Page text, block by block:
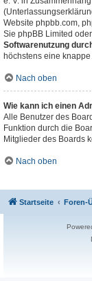
Website phpbb.com,
Sie phpBB Limited
Softwarenutzung
höchstens eine
Nach oben
Wie kann ich einen
Alle Benutzer des
Funktion durch die
Mitglieder des Boards
Nach oben
Startseite Foren-